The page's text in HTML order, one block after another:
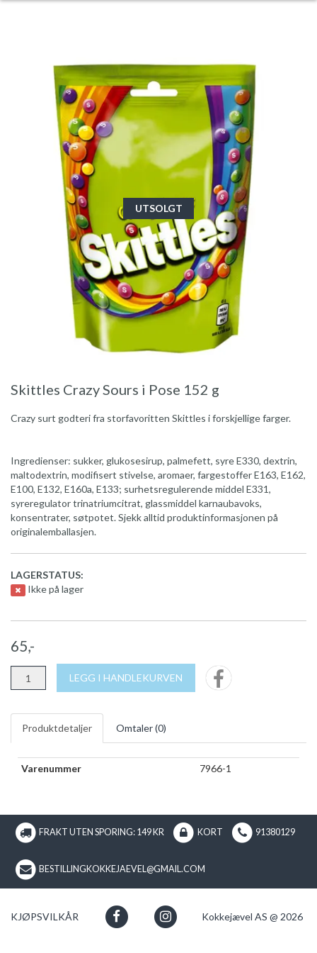
UTSOLGT
Skittles Crazy Sours i Pose 152 g
Crazy surt godteri fra storfavoritten Skittles i forskjellige farger.
Ingredienser: sukker, glukosesirup, palmefett, syre E330, dextrin,
maltodextrin, modifisert stivelse, aromaer, fargestoffer E163, E162,
E100, E132, E160a, E133; surhetsregulerende middel E331,
syreregulator trinatriumcitrat, glassmiddel karnaubavoks,
konsentrater, søtpotet. Sjekk alltid produktinformasjonen på
originalemballasjen.
LAGERSTATUS:
Ikke på lager
65,-
LEGG I HANDLEKURVEN
Produktdetaljer Omtaler (0)
Varenummer 7966-1
FRAKT UTEN SPORING: 149 KR KORT 91380129
BESTILLINGKOKKEJAEVEL@GMAIL.COM
KJØPSVILKÅR Kokkejævel AS @ 2026